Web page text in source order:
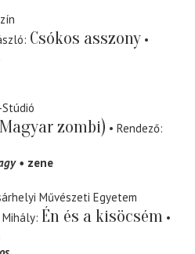
Csókos asszony
zombi)
Rendező
zene
Művészeti Egyetem
Mihály Én és a kisöcsém